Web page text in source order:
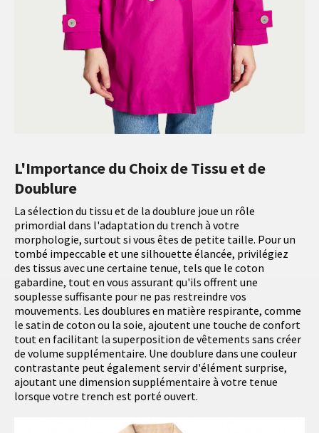
L'Importance du Choix de Tissu et de
Doublure
La sélection du tissu et de la doublure joue un rôle
primordial dans l'adaptation du trench à votre
morphologie, surtout si vous êtes de petite taille. Pour un
tombé impeccable et une silhouette élancée, privilégiez
des tissus avec une certaine tenue, tels que le coton
gabardine, tout en vous assurant qu'ils offrent une
souplesse suffisante pour ne pas restreindre vos
mouvements. Les doublures en matière respirante, comme
le satin de coton ou la soie, ajoutent une touche de confort
tout en facilitant la superposition de vêtements sans créer
de volume supplémentaire. Une doublure dans une couleur
contrastante peut également servir d'élément surprise,
ajoutant une dimension supplémentaire à votre tenue
lorsque votre trench est porté ouvert.